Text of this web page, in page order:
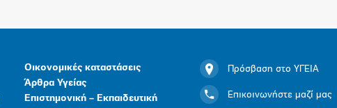
Οικονομικές καταστάσεις
Άρθρα Υγείας
Επιστημονική – Εκπαιδευτική
Πρόσβαση στο ΥΓΕΙΑ
Επικοινωνήστε μαζί μας